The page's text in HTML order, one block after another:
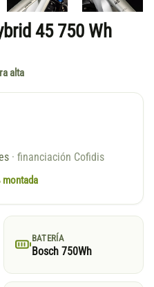
45 750 Wh
alta
· financiación Cofidis
montada
BATERÍA
Bosch 750Wh